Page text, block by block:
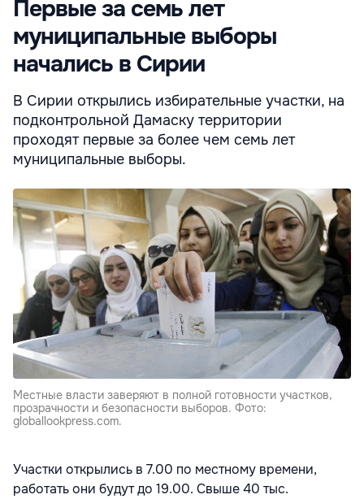
Первые за семь лет
муниципальные выборы
начались в Сирии
В Сирии открылись избирательные участки, на
подконтрольной Дамаску территории
проходят первые за более чем семь лет
муниципальные выборы.
Местные власти заверяют в полной готовности участков,
прозрачности и безопасности выборов. Фото:
globallookpress.com.
Участки открылись в 7.00 по местному времени,
работать они будут до 19.00. Свыше 40 тыс.